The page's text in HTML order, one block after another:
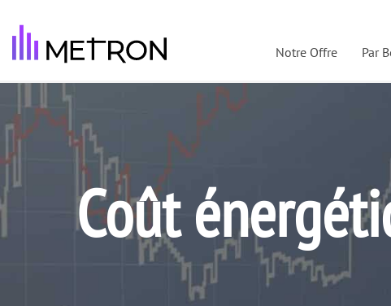
Notre Offre Par
Blog Coût énergétique : maîtrisez votre gestion dès
Coût